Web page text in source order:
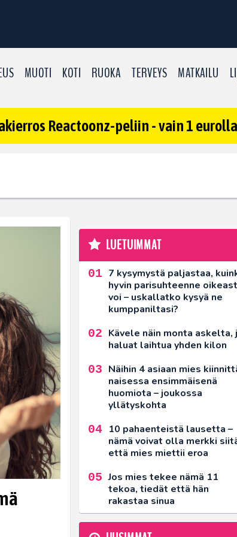
MUOTI KOTI RUOKA TERVEYS MATKAILU
Reactoonz-peliin - vain 1
LUETUIMMAT
7 kysymystä paljastaa,
hyvin parisuhteenne
voi – uskallatko kysyä ne
kumppaniltasi?
Kävele näin monta askelta,
haluat laihtua yhden kilon
Näihin 4 asiaan mies
naisessa ensimmäisenä
huomiota – joukossa
yllätyskohta
10 pahaenteistä lausetta –
nämä voivat olla merkki
että mies miettii eroa
Jos mies tekee nämä 11
tekoa, tiedät että hän
rakastaa sinua